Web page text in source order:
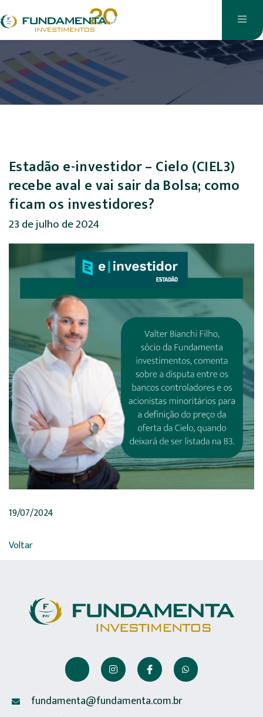
Estadão e-investidor – Cielo (CIEL3)
recebe aval e vai sair da Bolsa; como
ficam os investidores?
23 de julho de 2024
19/07/2024
Voltar
fundamenta@fundamenta.com.br